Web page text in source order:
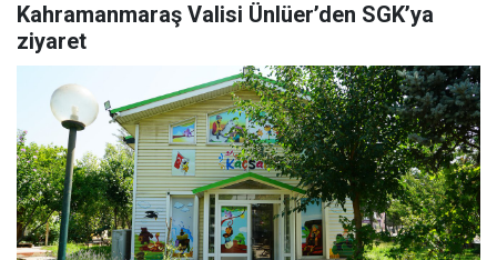
Kahramanmaraş Valisi Ünlüer’den SGK’ya
ziyaret